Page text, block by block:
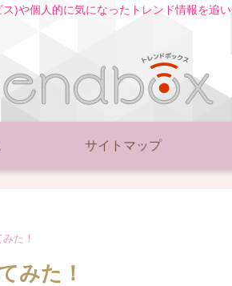
)や個人的に気になったトレンド情報を追
サイトマップ
た！
みた！